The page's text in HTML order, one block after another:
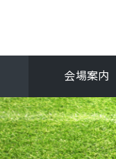
会場案内